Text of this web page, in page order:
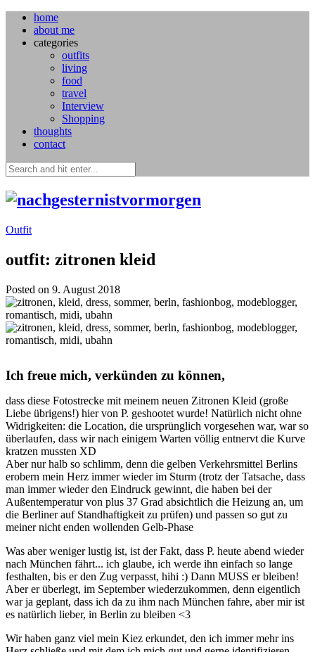
home
about me
categories
outfits
living
food
travel
Interview
Shopping
thoughts
contact
Outfit
outfit: zitronen kleid
Posted on 9. August 2018
Ich freue mich, verkünden zu können,
dass diese Fotostrecke mit meinem neuen Zitronen Kleid (große
Liebe übrigens!) hier von P. geshootet wurde! Natürlich nicht ohne
Widrigkeiten: die Location, die ursprünglich vorgesehen war, war so
überlaufen, dass wir nach einigem Warten völlig entnervt die Kurve
kratzen mussten XD
Aber nur halb so schlimm, denn die gelben Verkehrsmittel Berlins
erobern mein Herz immer wieder im Sturm (trotz der Tatsache, dass
man immer wieder den Eindruck gewinnt, die haben bei der
Außentemperatur von plus 37 Grad absichtlich die Heizung an, um
die Berliner auf Standhaftigkeit zu prüfen) und passen so gut zu
meiner nicht enden wollenden Gelb-Phase
Was aber weniger lustig ist, ist der Fakt, dass P. heute abend wieder
nach München fährt... ich glaube, ich werde ihn einfach so lange
festhalten, bis er den Zug verpasst, hihi :) Dann MUSS er bleiben!
Aber er überlegt, im September wiederzukommen, denn eigentlich
war ja geplant, dass ich da zu ihm nach München fahre, aber mir ist
es natürlich lieber, in Berlin zu bleiben <3
Wir haben ganz viel mein Kiez erkundet, den ich immer mehr ins